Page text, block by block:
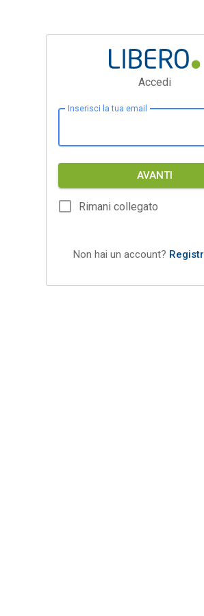
Accedi
Inserisci la tua email
AVANTI
Rimani collegato
Non hai un account?